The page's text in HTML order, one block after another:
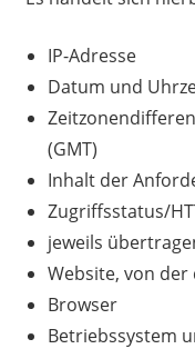
IP-Adresse
Datum und
(GMT)
Inhalt der
Zugriffsstatus/
jeweils
Website, von
Browser
Betriebssystem